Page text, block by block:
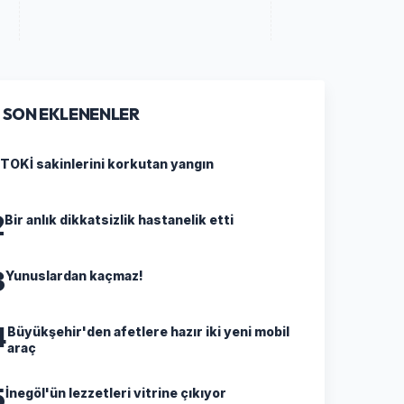
SON EKLENENLER
TOKİ sakinlerini korkutan yangın
Bir anlık dikkatsizlik hastanelik etti
Yunuslardan kaçmaz!
Büyükşehir'den afetlere hazır iki yeni mobil
araç
İnegöl'ün lezzetleri vitrine çıkıyor